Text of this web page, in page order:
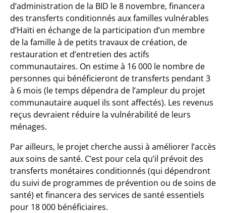
d’administration de la BID le 8 novembre, financera
des transferts conditionnés aux familles vulnérables
d’Haïti en échange de la participation d’un membre
de la famille à de petits travaux de création, de
restauration et d’entretien des actifs
communautaires. On estime à 16 000 le nombre de
personnes qui bénéficieront de transferts pendant 3
à 6 mois (le temps dépendra de l’ampleur du projet
communautaire auquel ils sont affectés). Les revenus
reçus devraient réduire la vulnérabilité de leurs
ménages.
Par ailleurs, le projet cherche aussi à améliorer l’accès
aux soins de santé. C’est pour cela qu’il prévoit des
transferts monétaires conditionnés (qui dépendront
du suivi de programmes de prévention ou de soins de
santé) et financera des services de santé essentiels
pour 18 000 bénéficiaires.